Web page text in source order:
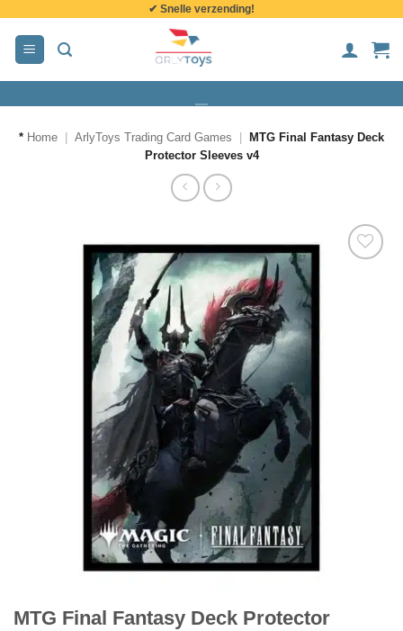
inhoud
✔ Snelle verzending!
* Home ArlyToys Trading Card Games
MTG Final Fantasy Deck
Protector Sleeves v4
MTG Final Fantasy Deck Protector